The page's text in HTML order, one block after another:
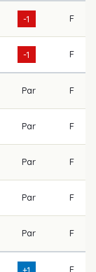
-1 F
-1 F
Par F
Par F
Par F
Par F
Par F
F